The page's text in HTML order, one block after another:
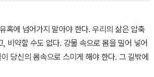
혹에 넘어가지 말아야 한다. 우리의 삶은 압축
, 비약할 수도 없다. 강물 속으로 몸을 밀어 넣어
당신의 몸속으로 스미게 해야 한다. 그 길밖에